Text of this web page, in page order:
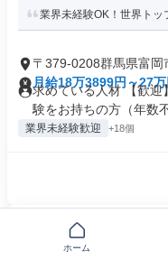
業界未経験OK！世界ト
〒379-0208群馬県富岡
月給18万3899円～27万
求めている人材 【歓迎
験をお持ちの方（年数
業界未経験歓迎 +18個
建築施工図/群馬県富
ホーム